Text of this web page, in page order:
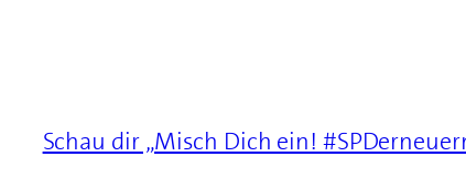
Schau dir „Misch Dich ein!